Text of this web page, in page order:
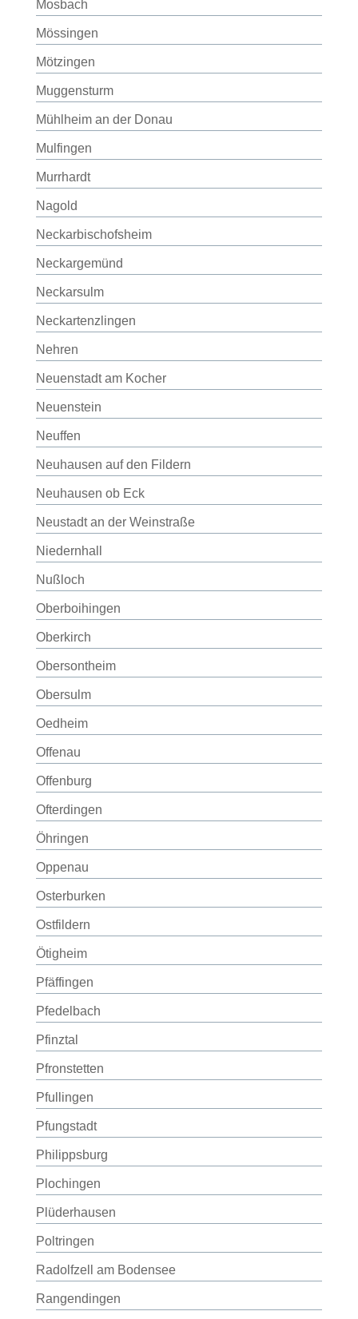
Mosbach
Mössingen
Mötzingen
Muggensturm
Mühlheim an der Donau
Mulfingen
Murrhardt
Nagold
Neckarbischofsheim
Neckargemünd
Neckarsulm
Neckartenzlingen
Nehren
Neuenstadt am Kocher
Neuenstein
Neuffen
Neuhausen auf den Fildern
Neuhausen ob Eck
Neustadt an der Weinstraße
Niedernhall
Nußloch
Oberboihingen
Oberkirch
Obersontheim
Obersulm
Oedheim
Offenau
Offenburg
Ofterdingen
Öhringen
Oppenau
Osterburken
Ostfildern
Ötigheim
Pfäffingen
Pfedelbach
Pfinztal
Pfronstetten
Pfullingen
Pfungstadt
Philippsburg
Plochingen
Plüderhausen
Poltringen
Radolfzell am Bodensee
Rangendingen